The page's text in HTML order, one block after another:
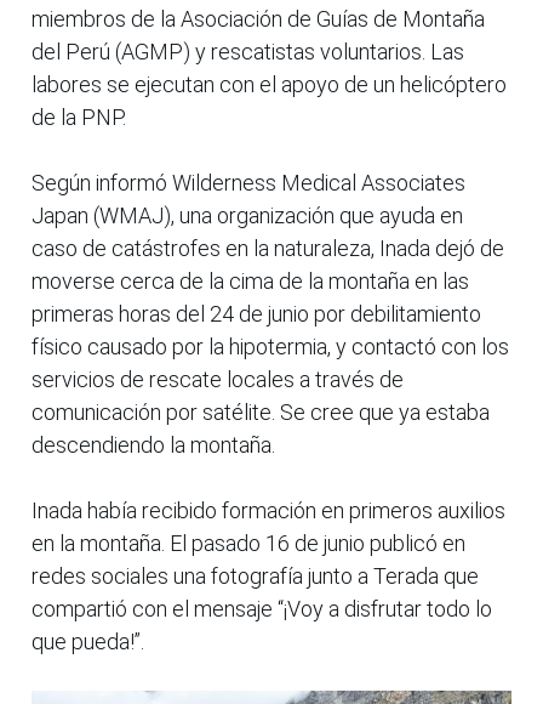
miembros de la Asociación de Guías de Montaña
del Perú (AGMP) y rescatistas voluntarios. Las
labores se ejecutan con el apoyo de un helicóptero
de la PNP.
Según informó Wilderness Medical Associates
Japan (WMAJ), una organización que ayuda en
caso de catástrofes en la naturaleza, Inada dejó de
moverse cerca de la cima de la montaña en las
primeras horas del 24 de junio por debilitamiento
físico causado por la hipotermia, y contactó con los
servicios de rescate locales a través de
comunicación por satélite. Se cree que ya estaba
descendiendo la montaña.
Inada había recibido formación en primeros auxilios
en la montaña. El pasado 16 de junio publicó en
redes sociales una fotografía junto a Terada que
compartió con el mensaje “¡Voy a disfrutar todo lo
que pueda!”.